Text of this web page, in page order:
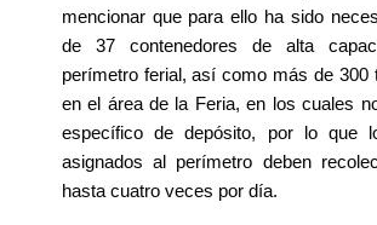
mencionar que para ello ha sido
de 37 contenedores de alta
perímetro ferial, así como más de 300
en el área de la Feria, en los cuales
específico de depósito, por lo que
asignados al perímetro deben
hasta cuatro veces por día.